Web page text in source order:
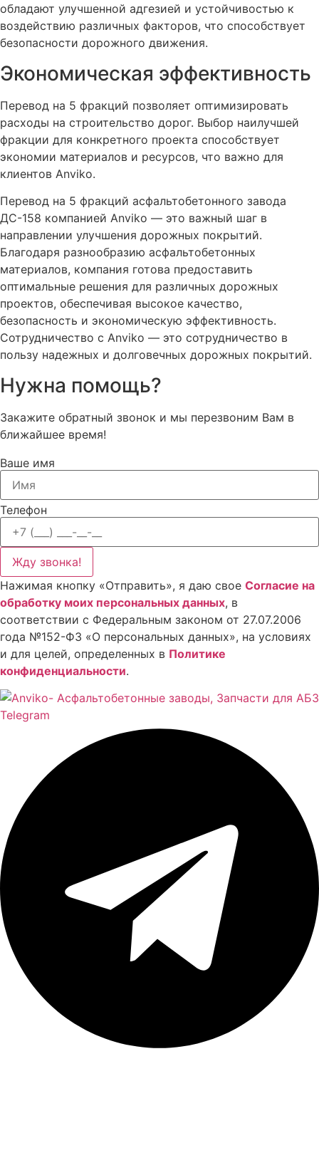
обладают улучшенной адгезией и устойчивостью к
воздействию различных факторов, что способствует
безопасности дорожного движения.
Экономическая эффективность
Перевод на 5 фракций позволяет оптимизировать
расходы на строительство дорог. Выбор наилучшей
фракции для конкретного проекта способствует
экономии материалов и ресурсов, что важно для
клиентов Anviko.
Перевод на 5 фракций асфальтобетонного завода
ДС-158 компанией Anviko — это важный шаг в
направлении улучшения дорожных покрытий.
Благодаря разнообразию асфальтобетонных
материалов, компания готова предоставить
оптимальные решения для различных дорожных
проектов, обеспечивая высокое качество,
безопасность и экономическую эффективность.
Сотрудничество с Anviko — это сотрудничество в
пользу надежных и долговечных дорожных покрытий.
Нужна помощь?
Закажите обратный звонок и мы перезвоним Вам в
ближайшее время!
Ваше имя
Телефон
Жду звонка!
Нажимая кнопку «Отправить», я даю свое Cогласие на
обработку моих персональных данных, в
соответствии с Федеральным законом от 27.07.2006
года №152-ФЗ «О персональных данных», на условиях
и для целей, определенных в Политике
конфиденциальности.
Telegram